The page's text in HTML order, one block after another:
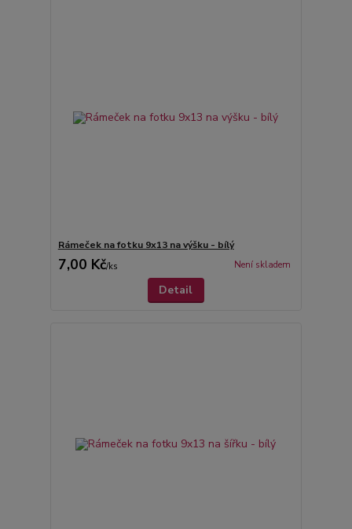
Rámeček na fotku 9x13 na výšku - bílý
7,00 Kč/ks Není skladem
Detail